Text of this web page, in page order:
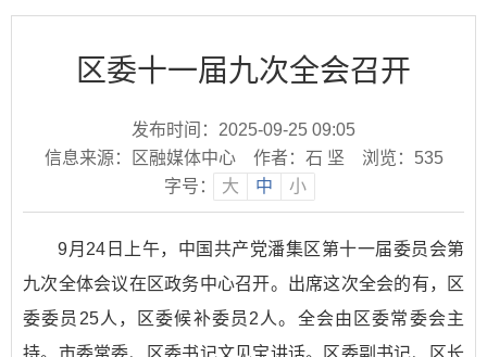
区委十一届九次全会召开
发布时间：2025-09-25 09:05
信息来源：区融媒体中心
作者：石 坚 浏览： 535
字号：
大 中 小
9月24日上午，中国共产党潘集区第十一届委员会第
九次全体会议在区政务中心召开。出席这次全会的有，区
委委员25人，区委候补委员2人。全会由区委常委会主
持。市委常委、区委书记文见宝讲话。区委副书记、区长